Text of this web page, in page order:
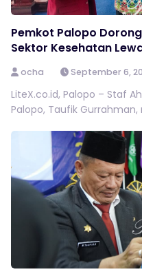
Pemkot Palopo
Sektor Kesehatan
ocha September 6,
LiteX.co.id, Palopo – Staf
Palopo, Taufik Gurrahman,